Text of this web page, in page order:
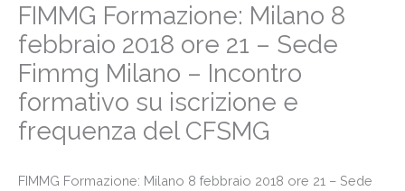
FIMMG Formazione: Milano 8
febbraio 2018 ore 21 – Sede
Fimmg Milano – Incontro
formativo su iscrizione e
frequenza del CFSMG
FIMMG Formazione: Milano 8 febbraio 2018 ore 21 – Sede